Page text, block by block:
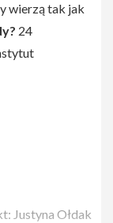
wierzą tak jak
24
Justyna Ołdak